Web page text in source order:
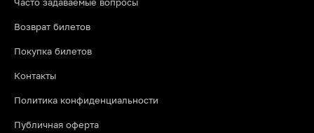
Часто задаваемые вопросы
Возврат билетов
Покупка билетов
Контакты
Политика конфиденциальности
Публичная оферта